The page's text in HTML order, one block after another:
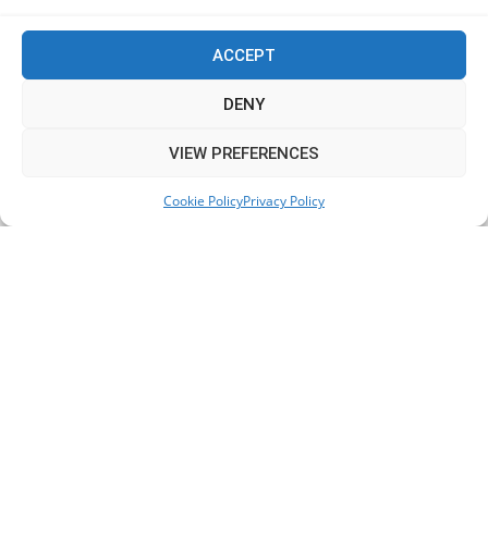
ACCEPT
DENY
VIEW PREFERENCES
Cookie PolicyPrivacy Policy
Πόλη Χρυσοχούς: Σε εξέλιξη η ενοποίηση τεσσάρων
αρχαιολογικών χώρων (εικόνες)
όσους δεν συμμορφώθηκαν για τις επικίνδυνες
This website uses cookies to improve your experience. We'll
Accept
Read More